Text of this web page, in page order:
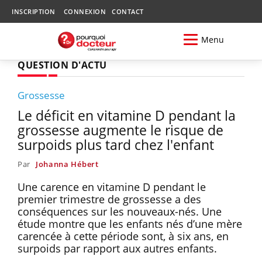
INSCRIPTION CONNEXION CONTACT
Menu
QUESTION D'ACTU
Grossesse
Le déficit en vitamine D pendant la
grossesse augmente le risque de
surpoids plus tard chez l'enfant
Par Johanna Hébert
Une carence en vitamine D pendant le
premier trimestre de grossesse a des
conséquences sur les nouveaux-nés. Une
étude montre que les enfants nés d’une mère
carencée à cette période sont, à six ans, en
surpoids par rapport aux autres enfants.